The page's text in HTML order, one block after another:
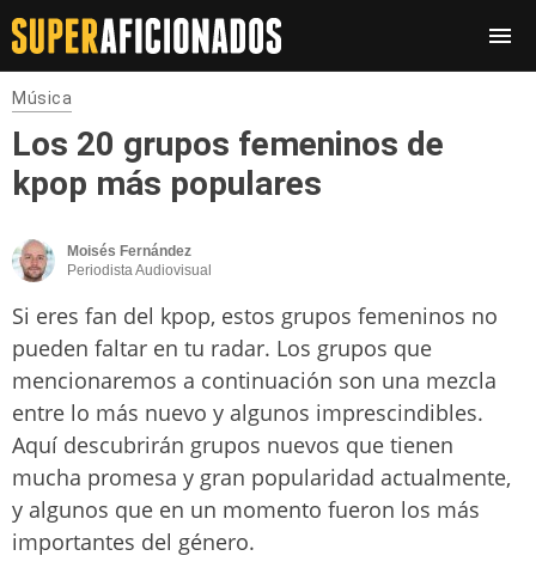
Música
Los 20 grupos femeninos de
kpop más populares
Moisés Fernández
Periodista Audiovisual
Si eres fan del kpop, estos grupos femeninos no
pueden faltar en tu radar. Los grupos que
mencionaremos a continuación son una mezcla
entre lo más nuevo y algunos imprescindibles.
Aquí descubrirán grupos nuevos que tienen
mucha promesa y gran popularidad actualmente,
y algunos que en un momento fueron los más
importantes del género.